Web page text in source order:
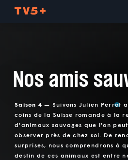
Nos amis
Saison 4 — Suivons Julien Perrot
coins de la Suisse romande à la
d'animaux sauvages que l'on
observer près de chez soi. De
surprises, nous comprendrons à
destin de ces animaux est entre